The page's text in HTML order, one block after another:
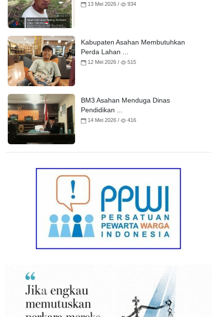
13 Mei 2026 / 934
Kabupaten Asahan Membutuhkan
Perda Lahan ...
12 Mei 2026 / 515
BM3 Asahan Menduga Dinas
Pendidikan ...
14 Mei 2026 / 416